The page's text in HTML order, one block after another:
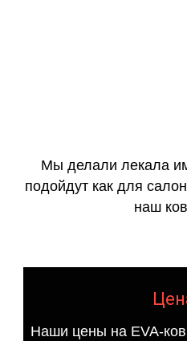
Мы делали лекала
подойдут как для
наш
Наши цены на EVA-